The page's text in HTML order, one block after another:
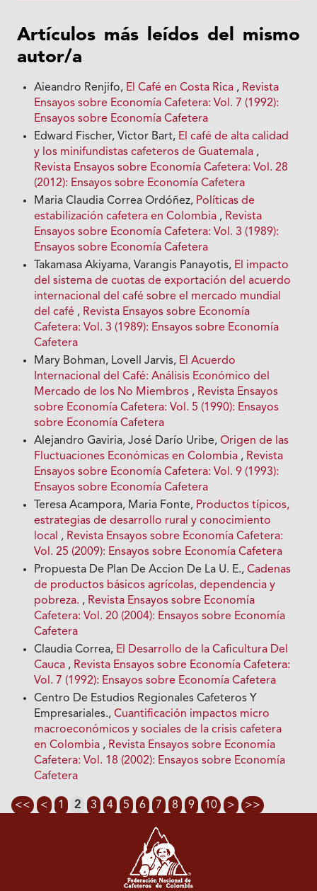
Artículos más leídos del mismo
autor/a
Aieandro Renjifo, El Café en Costa Rica , Revista
Ensayos sobre Economía Cafetera: Vol. 7 (1992):
Ensayos sobre Economía Cafetera
Edward Fischer, Victor Bart, El café de alta calidad
y los minifundistas cafeteros de Guatemala ,
Revista Ensayos sobre Economía Cafetera: Vol. 28
(2012): Ensayos sobre Economía Cafetera
Maria Claudia Correa Ordóñez, Políticas de
estabilización cafetera en Colombia , Revista
Ensayos sobre Economía Cafetera: Vol. 3 (1989):
Ensayos sobre Economía Cafetera
Takamasa Akiyama, Varangis Panayotis, El impacto
del sistema de cuotas de exportación del acuerdo
internacional del café sobre el mercado mundial
del café , Revista Ensayos sobre Economía
Cafetera: Vol. 3 (1989): Ensayos sobre Economía
Cafetera
Mary Bohman, Lovell Jarvis, El Acuerdo
Internacional del Café: Análisis Económico del
Mercado de los No Miembros , Revista Ensayos
sobre Economía Cafetera: Vol. 5 (1990): Ensayos
sobre Economía Cafetera
Alejandro Gaviria, José Darío Uribe,Origen de las
Fluctuaciones Económicas en Colombia , Revista
Ensayos sobre Economía Cafetera: Vol. 9 (1993):
Ensayos sobre Economía Cafetera
Teresa Acampora, Maria Fonte, Productos típicos,
estrategias de desarrollo rural y conocimiento
local , Revista Ensayos sobre Economía Cafetera:
Vol. 25 (2009): Ensayos sobre Economía Cafetera
Propuesta De Plan De Accion De La U. E.,Cadenas
de productos básicos agrícolas, dependencia y
pobreza. , Revista Ensayos sobre Economía
Cafetera: Vol. 20 (2004): Ensayos sobre Economía
Cafetera
Claudia Correa, El Desarrollo de la Caficultura Del
Cauca , Revista Ensayos sobre Economía Cafetera:
Vol. 7 (1992): Ensayos sobre Economía Cafetera
Centro De Estudios Regionales Cafeteros Y
Empresariales.,Cuantificación impactos micro
macroeconómicos y sociales de la crisis cafetera
en Colombia , Revista Ensayos sobre Economía
Cafetera: Vol. 18 (2002): Ensayos sobre Economía
Cafetera
<< < 1 2 3 4 5 6 7 8 9 10 > >>